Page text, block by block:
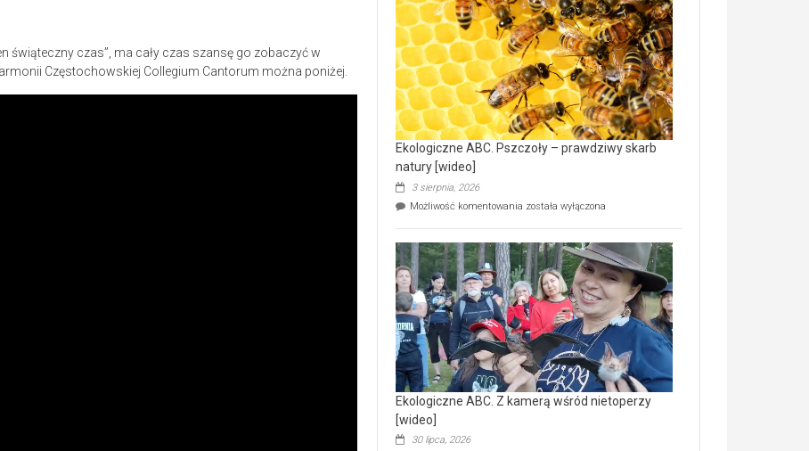
świąteczny czas”, ma cały czas szansę go zobaczyć w
Częstochowskiej Collegium Cantorum można poniżej.
Wielka
z
dofinansowaniem
ponad
15,6
mln
na
modernizację
oczyszczalni
ścieków
[wideo]
Ekologiczne ABC. Pszczoły – prawdziwy skarb
natury [wideo]
3 sierpnia, 2026
Możliwość komentowania Ekologiczne
–
prawdziwy
skarb
natury
[wideo]
została wyłączona
Ekologiczne ABC. Z kamerą wśród nietoperzy
[wideo]
30 lipca, 2026